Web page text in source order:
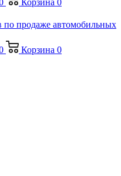
Корзина 0
Корзина 0